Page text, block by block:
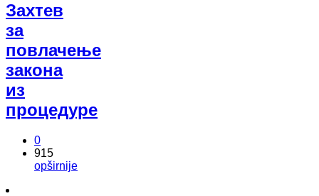
Захтев
за
повлачење
закона
из
процедуре
0
915
opširnije